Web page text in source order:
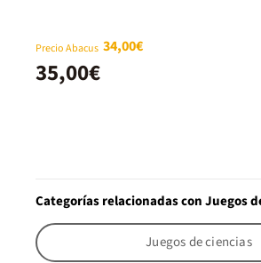
Precio Abacus 34,00€
35,00€
Categorías relacionadas con Juegos
Juegos de ciencias